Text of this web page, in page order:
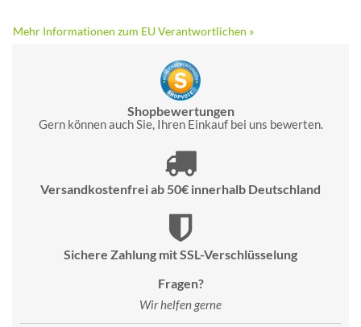
Mehr Informationen zum EU Verantwortlichen »
Shopbewertungen
Gern können auch Sie, Ihren Einkauf bei uns bewerten.
Versandkostenfrei ab 50€ innerhalb Deutschland
Sichere Zahlung mit SSL-Verschlüsselung
Fragen?
Wir helfen gerne